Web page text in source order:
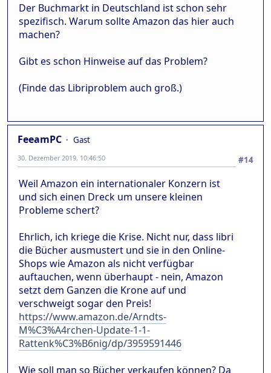
Der Buchmarkt in Deutschland ist schon sehr
spezifisch. Warum sollte Amazon das hier auch
machen?
Gibt es schon Hinweise auf das Problem?
(Finde das Libriproblem auch groß.)
FeeamPC
Gast
#14
30. Dezember 2019, 10:46:50
Weil Amazon ein internationaler Konzern ist
und sich einen Dreck um unsere kleinen
Probleme schert?
Ehrlich, ich kriege die Krise. Nicht nur, dass libri
die Bücher ausmustert und sie in den Online-
Shops wie Amazon als nicht verfügbar
auftauchen, wenn überhaupt - nein, Amazon
setzt dem Ganzen die Krone auf und
verschweigt sogar den Preis!
https://www.amazon.de/Arndts-
M%C3%A4rchen-Update-1-1-
Rattenk%C3%B6nig/dp/3959591446
Wie soll man so Bücher verkaufen können? Da